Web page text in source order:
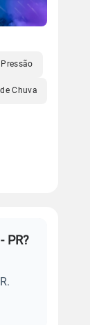
Pressão
Chuva
PR?